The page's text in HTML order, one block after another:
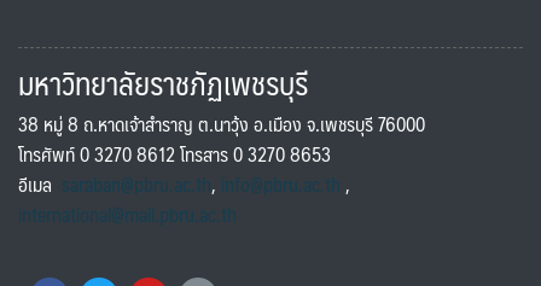
มหาวิทยาลัยราชภัฏเพชรบุรี
38 หมู่ 8 ถ.หาดเจ้าสำราญ ต.นาวุ้ง อ.เมือง จ.เพชรบุรี 76000
โทรศัพท์ 0 3270 8612 โทรสาร 0 3270 8653
อีเมล saraban@pbru.ac.th, info@pbru.ac.th,
international@mail.pbru.ac.th